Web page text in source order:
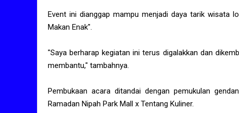
Event ini dianggap mampu menjadi daya tarik wisata
Makan Enak".
"Saya berharap kegiatan ini terus digalakkan dan
membantu," tambahnya.
Pembukaan acara ditandai dengan pemukulan
Ramadan Nipah Park Mall x Tentang Kuliner.